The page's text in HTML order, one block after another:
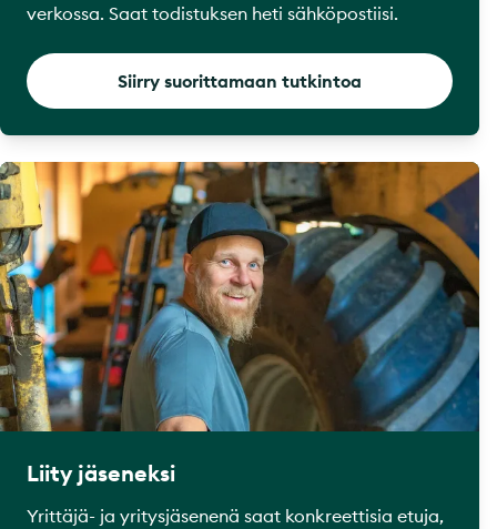
verkossa. Saat todistuksen heti sähköpostiisi.
Siirry suorittamaan tutkintoa
Liity jäseneksi
Yrittäjä- ja yritysjäsenenä saat konkreettisia etuja,